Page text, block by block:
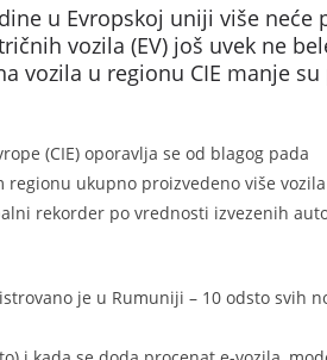
u Evropskoj uniji više neće
vozila (EV) još uvek ne
vozila u regionu CIE manje
(CIE) oporavlja se od blagog pada
ukupno proizvedeno više
rekorder po vrednosti izvezenih
je u Rumuniji – 10 odsto svih